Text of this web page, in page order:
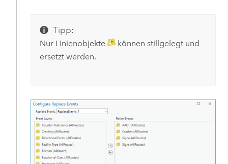
Tipp:
Nur Linienobjekte
können stillgelegt und
ersetzt werden.